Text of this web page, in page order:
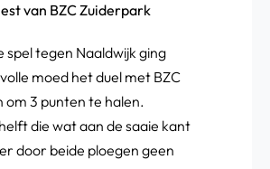
van BZC Zuiderpark
spel tegen Naaldwijk ging
moed het duel met BZC
om 3 punten te halen.
die wat aan de saaie kant
door beide ploegen geen